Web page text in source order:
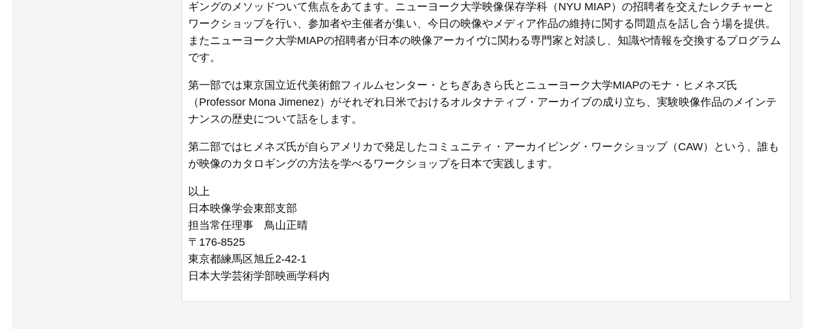
ギングのメソッドついて焦点をあてます。ニューヨーク大学映像保存学科（NYU MIAP）の招聘者を交えたレクチャーと
ワークショップを行い、参加者や主催者が集い、今日の映像やメディア作品の維持に関する問題点を話し合う場を提供。
またニューヨーク大学MIAPの招聘者が日本の映像アーカイヴに関わる専門家と対談し、知識や情報を交換するプログラム
です。
第一部では東京国立近代美術館フィルムセンター・とちぎあきら氏とニューヨーク大学MIAPのモナ・ヒメネズ氏
（Professor Mona Jimenez）がそれぞれ日米でおけるオルタナティブ・アーカイブの成り立ち、実験映像作品のメインテ
ナンスの歴史について話をします。
第二部ではヒメネズ氏が自らアメリカで発足したコミュニティ・アーカイビング・ワークショップ（CAW）という、誰も
が映像のカタロギングの方法を学べるワークショップを日本で実践します。
以上
日本映像学会東部支部
担当常任理事 鳥山正晴
〒176-8525
東京都練馬区旭丘2-42-1
日本大学芸術学部映画学科内